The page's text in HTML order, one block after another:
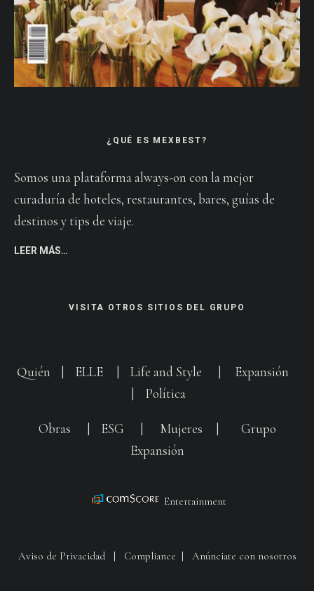
¿QUÉ ES MEXBEST?
Somos una plataforma always-on con la mejor
curaduría de hoteles, restaurantes, bares, guías de
destinos y tips de viaje.
LEER MÁS…
VISITA OTROS SITIOS DEL GRUPO
Quién ELLE Life and Style
Expansión
Política
Obras ESG Mujeres
Grupo
Expansión
Entertainment
Aviso de Privacidad| Compliance Anúnciate con nosotros